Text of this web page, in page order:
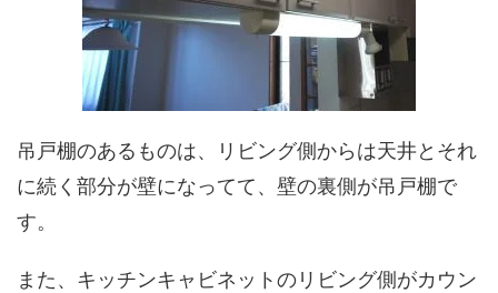
吊戸棚のあるものは、リビング側からは天井とそれ
に続く部分が壁になってて、壁の裏側が吊戸棚で
す。
また、キッチンキャビネットのリビング側がカウン